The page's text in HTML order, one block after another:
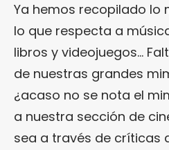
Ya hemos recopilado lo
lo que respecta a
libros y videojuegos…
de nuestras grandes
¿acaso no se nota el
a nuestra sección de
sea a través de críticas